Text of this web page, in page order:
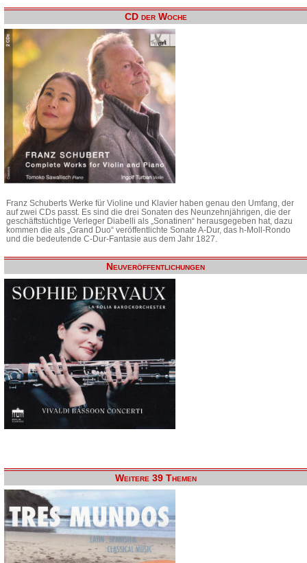
CD der Woche
Franz Schuberts Werke für Violine und Klavier haben genau den Umfang, der
auf zwei CDs passt. Es sind die drei Sonaten des Neunzehnjährigen, die der
geschäftstüchtige Verleger Diabelli als „Sonatinen“ herausgegeben hat, dazu
kommen die als „Grand Duo“ veröffentlichte Sonate A-Dur, das h-Moll-Rondo
und die bedeutende C-Dur-Fantasie aus dem Jahr 1827.
Neuveröffentlichungen
Weitere 39 Themen